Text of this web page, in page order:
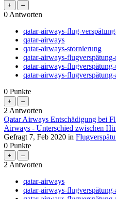
0 Antworten
qatar-airways-flug-
qatar-airways
qatar-airways-stornierung
qatar-airways-flugverspätung-
qatar-airways-
qatar-airways-flugverspätung-
0 Punkte
2 Antworten
Qatar Airways Entschädigung bei
Airways - Unterschied zwischen
Gefragt 7, Feb 2020 in
0 Punkte
2 Antworten
qatar-airways
qatar-airways-flugverspätung-